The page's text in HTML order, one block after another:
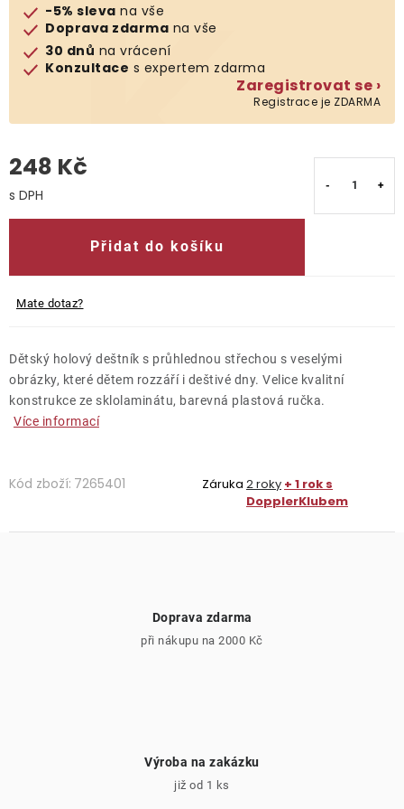
O nás
Kontakty
-5% sleva na vše
Doprava zdarma na vše
30 dnů na vrácení
Konzultace s expertem zdarma
Zaregistrovat se ›
Registrace je ZDARMA
248 Kč
Přidat do košíku
Mate dotaz?
Dětský holový deštník s průhlednou střechou s veselými
obrázky, které dětem rozzáří i deštivé dny. Velice kvalitní
konstrukce ze sklolaminátu, barevná plastová ručka.
Více informací
Kód zboží: 7265401 Záruka 2 roky + 1 rok s
DopplerKlubem
Doprava zdarma
při nákupu na 2000 Kč
Výroba na zakázku
již od 1 ks